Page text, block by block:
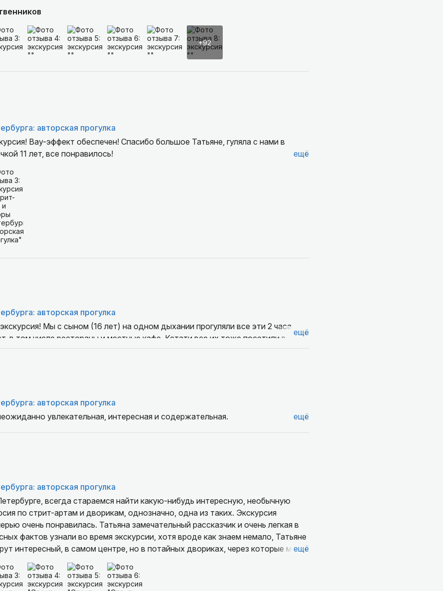
+92
авторская прогулка
Вау-эффект обеспечен! Спасибо большое Татьяне, гуляла с нами в
11 лет, все понравилось!
ещё
авторская прогулка
Мы с сыном (16 лет) на одном дыхании прогуляли все эти 2 часа,
в том числе рестораны и местные кафе. Кстати все их тоже посетили в
очень довольны))
ещё
авторская прогулка
увлекательная, интересная и содержательная.
ещё
авторская прогулка
всегда стараемся найти какую-нибудь интересную, необычную
по стрит-артам и дворикам, однозначно, одна из таких. Экскурсия
замечательный рассказчик и очень легкая в
фактов узнали во время экскурсии, хотя вроде как знаем немало, Татьяне
интересный, в самом центре, но в потайных двориках, через которые мы
и умиротворенно и даже не верилось, что вот эти шумные улицы буквально
вызывает интересные ощущения. Ну и стрит-арты, конечно, оправдали все
ещё